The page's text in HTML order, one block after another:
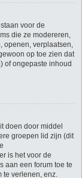
voor de
die ze modereren,
openen, verplaatsen,
op toe zien dat
of ongepaste inhoud
doen door middel
groepen lid zijn (dit
is het voor de
aan een forum toe te
te verlenen, enz.